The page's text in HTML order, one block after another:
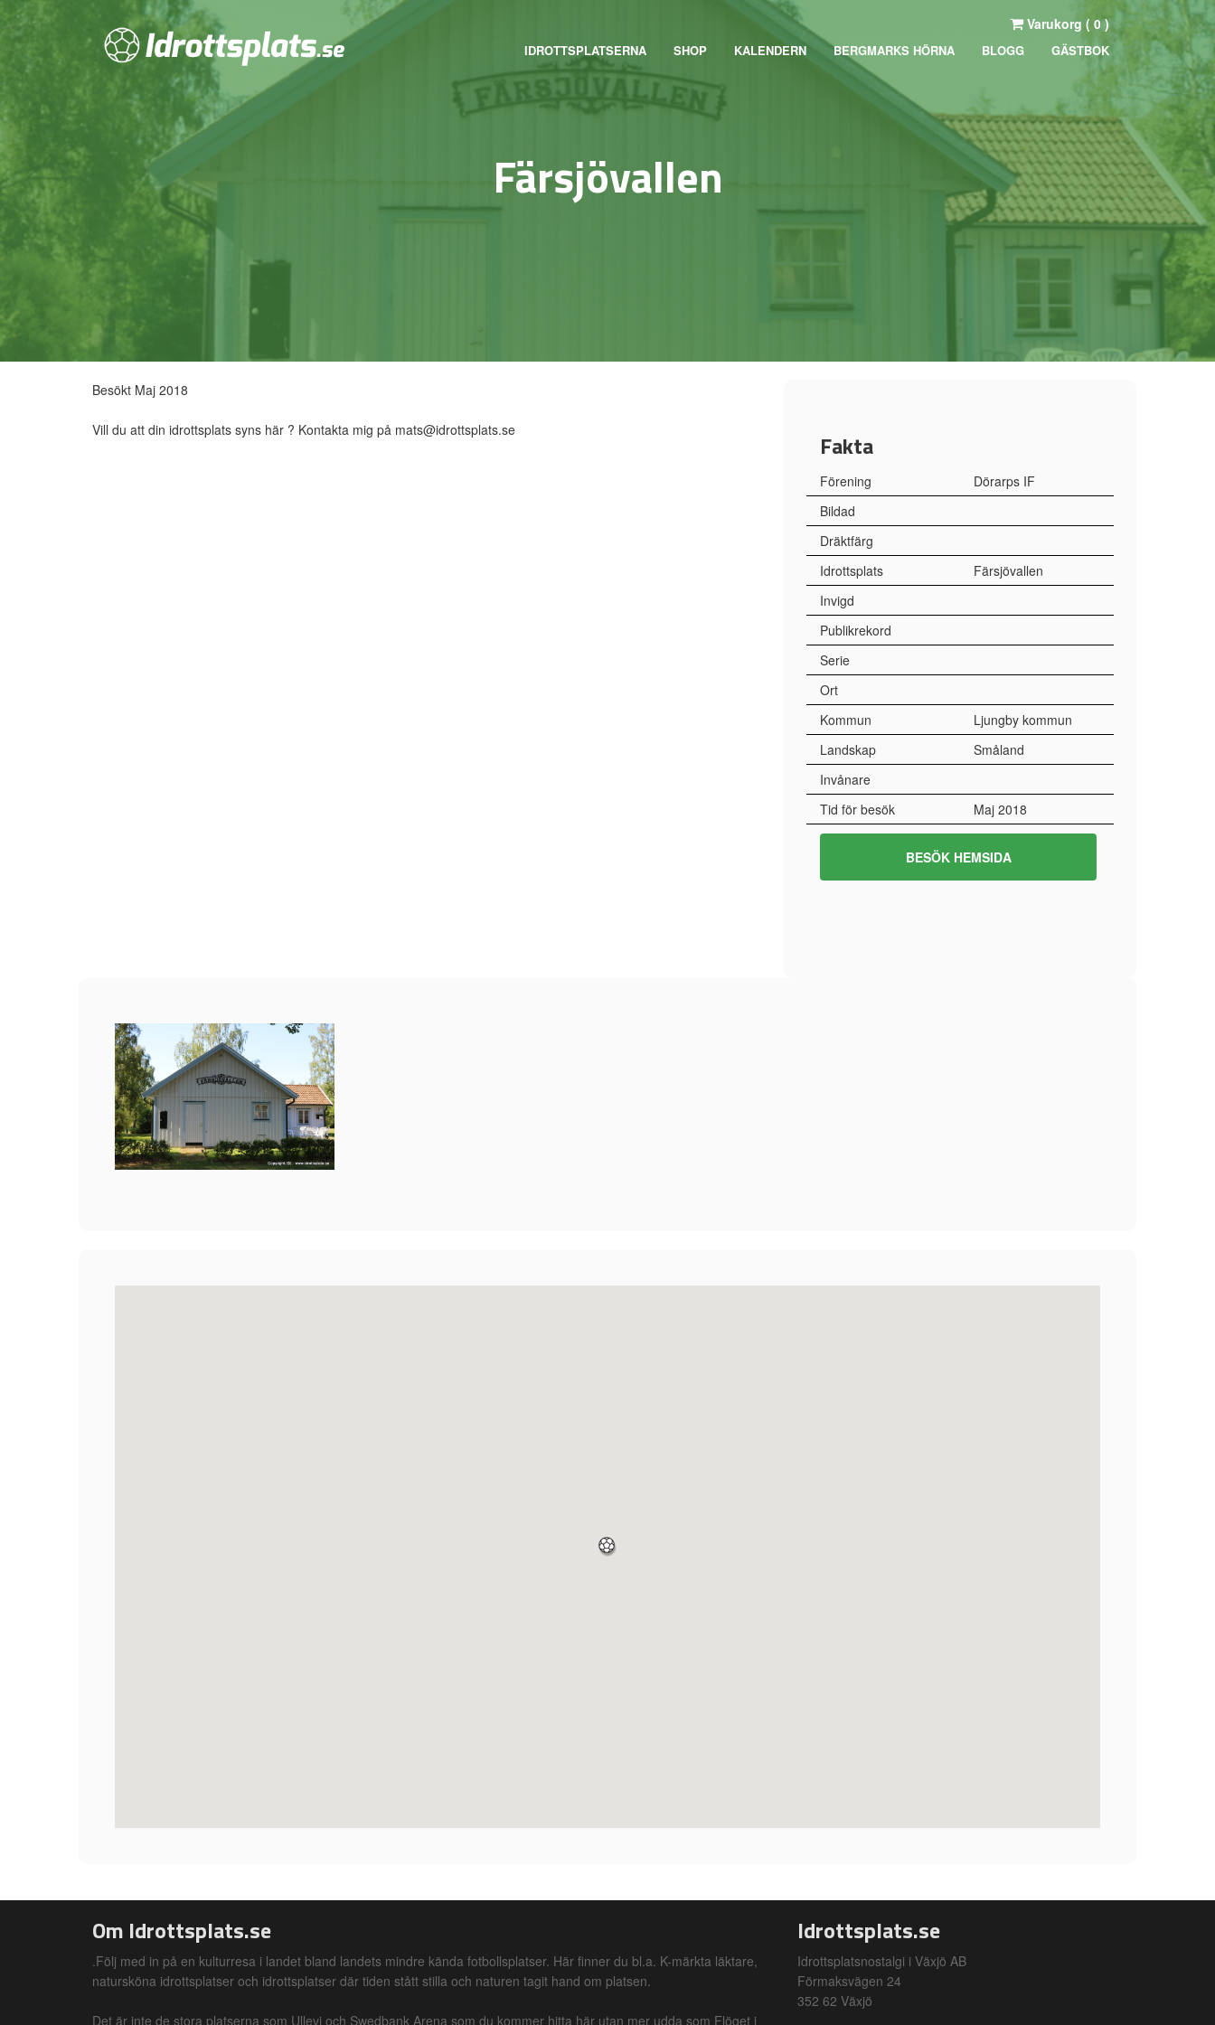
IDROTTSPLATSERNA SHOP KALENDERN BERGMARKS HÖRNA BLOGG GÄSTBOK
Varukorg ( 0)
Färsjövallen
Besökt Maj 2018
Vill du att din idrottsplats syns här ? Kontakta mig på mats@idrottsplats.se Fakta
Förening
Dörarps IF
Bildad
Dräktfärg
Idrottsplats
Färsjövallen
Invigd
Publikrekord
Serie
Ort
Kommun
Ljungby kommun
Landskap
Småland
Invånare
Tid för besök
Maj 2018
BESÖK HEMSIDA
Om Idrottsplats.se
.Följ med in på en kulturresa i landet bland landets mindre kända fotbollsplatser. Här finner du bl.a. K-märkta läktare,
natursköna idrottsplatser och idrottsplatser där tiden stått stilla och naturen tagit hand om platsen.
Det är inte de stora platserna som Ullevi och Swedbank Arena som du kommer hitta här utan mer udda som Flöget i
Idrottsplats.se
Idrottsplatsnostalgi i Växjö AB
Förmaksvägen 24
352 62 Växjö